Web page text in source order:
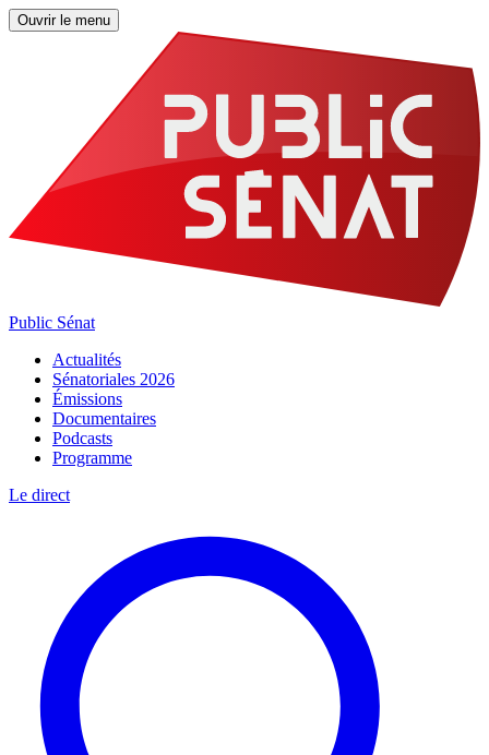
Ouvrir le menu
Public Sénat
Actualités
Sénatoriales 2026
Émissions
Documentaires
Podcasts
Programme
Le direct